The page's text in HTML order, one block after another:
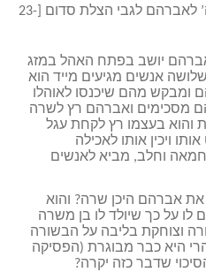
משא ומתן בין ה’ לאברהם לגבי הצלת סדום [23-
יושב בפתח האהל במזג
אנשים מגיעים מייד הוא
ומבקש מהם שיכנסו לאוהלו
הם מסכימים ואברהם רץ לשרה
והוא בעצמו רץ לקחת עגל
ויכין אותו לאכילה
חמאה וחלב, מביא לאנשים
אברהם היכן שרה? והוא
לו על כך שיולד לו בן משרה
וצוחקת בליבה על הבשורה
היא כבר מבוגרת (הפסיקה
שדבר כזה יקרה?